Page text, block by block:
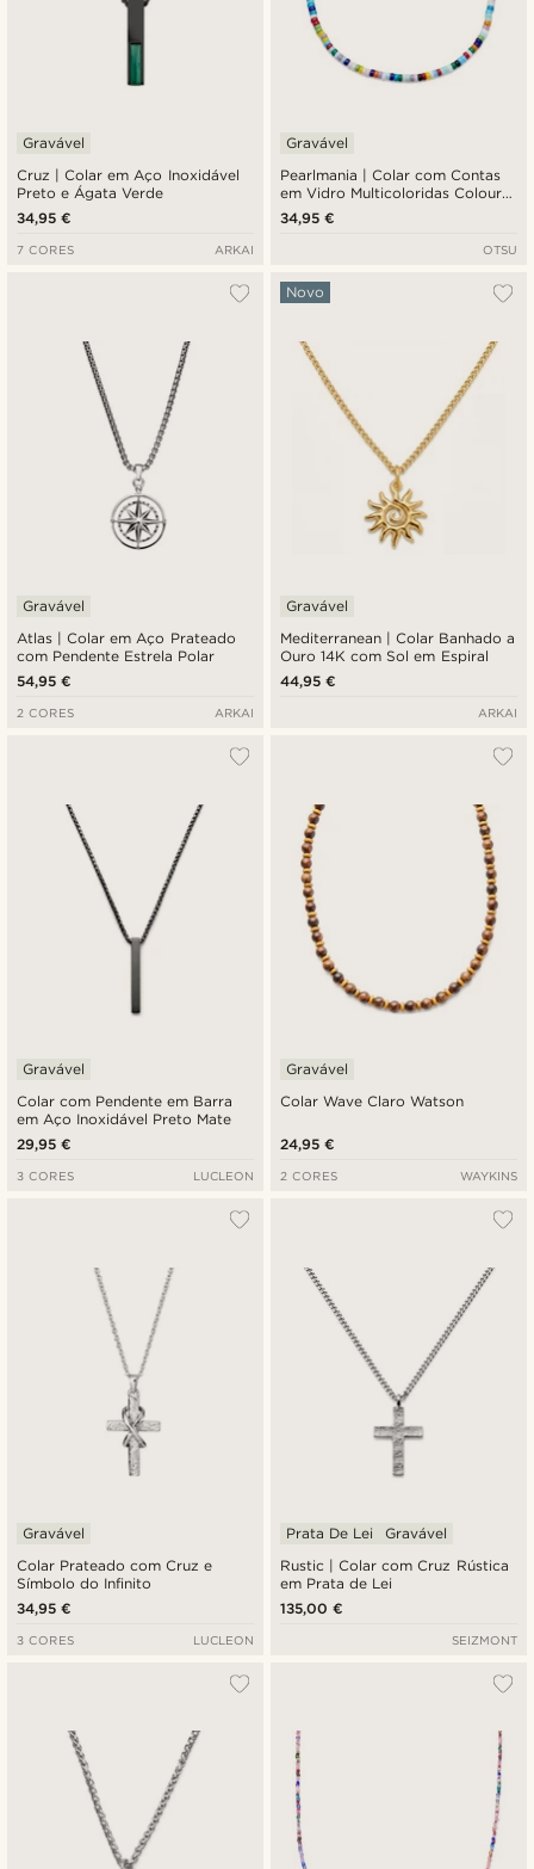
Cruz | Colar em Aço Inoxidável
Preto e Ágata Verde
Gravável
34,95 €
7 CORES ARKAI
Pearlmania | Colar com Contas
em Vidro Multicoloridas Colour
Wheel
Gravável
34,95 €
OTSU
Atlas | Colar em Aço Prateado
com Pendente Estrela Polar
Gravável
54,95 €
2 CORES ARKAI
Mediterranean | Colar Banhado a
Ouro 14K com Sol em Espiral
Novo
Gravável
44,95 €
ARKAI
Colar com Pendente em Barra
em Aço Inoxidável Preto Mate
Gravável
29,95 €
3 CORES LUCLEON
Colar Wave Claro Watson
Gravável
24,95 €
2 CORES WAYKINS
Colar Prateado com Cruz e
Símbolo do Infinito
Gravável
34,95 €
3 CORES LUCLEON
Rustic | Colar com Cruz Rústica
em Prata de Lei
Prata De Lei Gravável
135,00 €
SEIZMONT